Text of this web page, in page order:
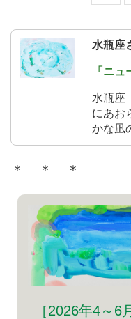
水瓶座
「ニ
水瓶座
にあお
かな凪
＊ ＊ ＊
［2026年4～6